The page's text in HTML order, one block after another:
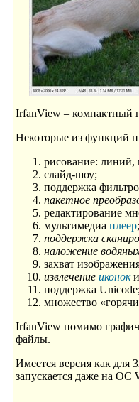
IrfanView – компактный
Некоторые из функций
рисование: линий,
слайд-шоу;
поддержка
пакетное
редактирование
мультимедиа плеер;
поддержка
наложение
захват
извлечение иконок
поддержка
множество
IrfanView помимо
файлы.
Имеется версия как
запускается даже на ОС